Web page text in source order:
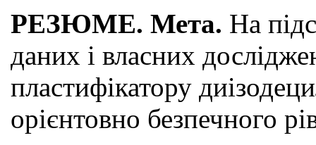
РЕЗЮМЕ. Мета. На
даних і власних
пластифікатору
орієнтовно безпечного